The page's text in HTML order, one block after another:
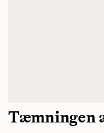
Tæmningen